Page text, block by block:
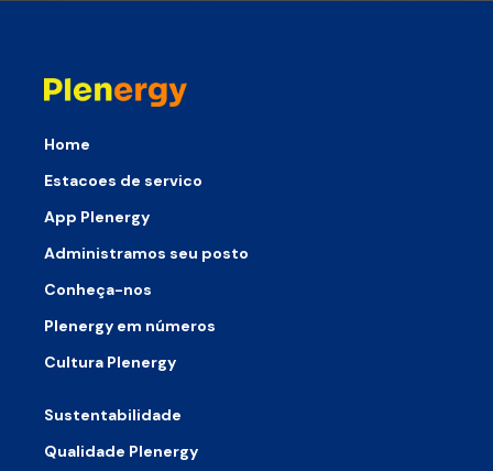
Home
Estacoes de servico
App Plenergy
Administramos seu posto
Conheça-nos
Plenergy em números
Cultura Plenergy
Sustentabilidade
Qualidade Plenergy